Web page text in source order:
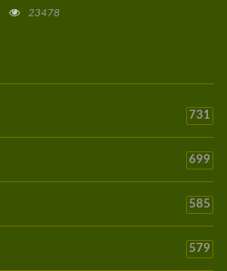
23478
731
699
585
579